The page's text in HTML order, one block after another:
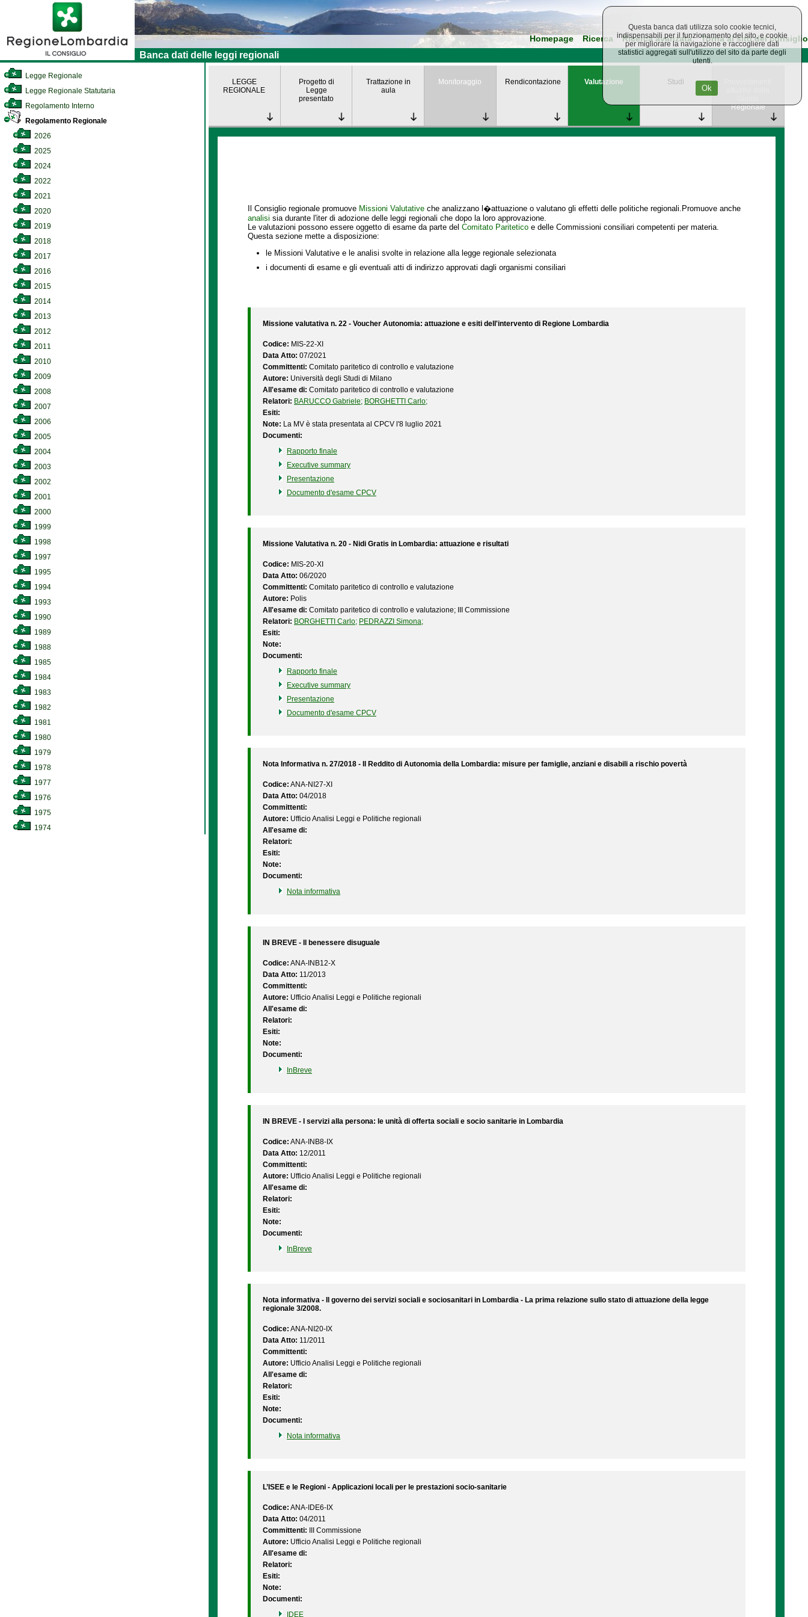
Homepage Ricerca Ricerca avanzata Torna al sito del consiglio
Banca dati delle leggi regionali
Legge Regionale
Legge Regionale Statutaria
Regolamento Interno
Regolamento Regionale
2026
2025
2024
2022
2021
2020
2019
2018
2017
2016
2015
2014
2013
2012
2011
2010
2009
2008
2007
2006
2005
2004
2003
2002
2001
2000
1999
1998
1997
1995
1994
1993
1990
1989
1988
1985
1984
1983
1982
1981
1980
1979
1978
1977
1976
1975
1974
LEGGE
REGIONALE
Progetto di
Legge
presentato
Trattazione in
aula
Monitoraggio Rendicontazione Valutazione Studi
Regionale
Il Consiglio regionale promuove Missioni Valutative che analizzano l�attuazione o valutano gli effetti delle politiche regionali.Promuove anche
analisi sia durante l'iter di adozione delle leggi regionali che dopo la loro approvazione.
Le valutazioni possono essere oggetto di esame da parte del Comitato Paritetico e delle Commissioni consiliari competenti per materia.
Questa sezione mette a disposizione:
le Missioni Valutative e le analisi svolte in relazione alla legge regionale selezionata
i documenti di esame e gli eventuali atti di indirizzo approvati dagli organismi consiliari
Missione valutativa n. 22 - Voucher Autonomia: attuazione e esiti dell'intervento di Regione Lombardia
Codice: MIS-22-XI
Data Atto: 07/2021
Committenti: Comitato paritetico di controllo e valutazione
Autore: Università degli Studi di Milano
All'esame di: Comitato paritetico di controllo e valutazione
Relatori: BARUCCO Gabriele; BORGHETTI Carlo;
Esiti:
Note: La MV è stata presentata al CPCV l'8 luglio 2021
Documenti:
Rapporto finale
Executive summary
Presentazione
Documento d'esame CPCV
Missione Valutativa n. 20 - Nidi Gratis in Lombardia: attuazione e risultati
Codice: MIS-20-XI
Data Atto: 06/2020
Committenti: Comitato paritetico di controllo e valutazione
Autore: Polis
All'esame di: Comitato paritetico di controllo e valutazione; III Commissione
Relatori: BORGHETTI Carlo; PEDRAZZI Simona;
Esiti:
Note:
Documenti:
Rapporto finale
Executive summary
Presentazione
Documento d'esame CPCV
Nota Informativa n. 27/2018 - Il Reddito di Autonomia della Lombardia: misure per famiglie, anziani e disabili a rischio povertà
Codice: ANA-NI27-XI
Data Atto: 04/2018
Committenti:
Autore: Ufficio Analisi Leggi e Politiche regionali
All'esame di:
Relatori:
Esiti:
Note:
Documenti:
Nota informativa
IN BREVE - Il benessere disuguale
Codice: ANA-INB12-X
Data Atto: 11/2013
Committenti:
Autore: Ufficio Analisi Leggi e Politiche regionali
All'esame di:
Relatori:
Esiti:
Note:
Documenti:
InBreve
IN BREVE - I servizi alla persona: le unità di offerta sociali e socio sanitarie in Lombardia
Codice: ANA-INB8-IX
Data Atto: 12/2011
Committenti:
Autore: Ufficio Analisi Leggi e Politiche regionali
All'esame di:
Relatori:
Esiti:
Note:
Documenti:
InBreve
Nota informativa - Il governo dei servizi sociali e sociosanitari in Lombardia - La prima relazione sullo stato di attuazione della legge
regionale 3/2008.
Codice: ANA-NI20-IX
Data Atto: 11/2011
Committenti:
Autore: Ufficio Analisi Leggi e Politiche regionali
All'esame di:
Relatori:
Esiti:
Note:
Documenti:
Nota informativa
L’ISEE e le Regioni - Applicazioni locali per le prestazioni socio-sanitarie
Codice: ANA-IDE6-IX
Data Atto: 04/2011
Committenti: III Commissione
Autore: Ufficio Analisi Leggi e Politiche regionali
All'esame di:
Relatori:
Esiti:
Note:
Documenti:
IDEE
Questa banca dati utilizza solo cookie tecnici,
indispensabili per il funzionamento del sito, e cookie
per migliorare la navigazione e raccogliere dati
statistici aggregati sull'utilizzo del sito da parte degli
utenti.
Ok